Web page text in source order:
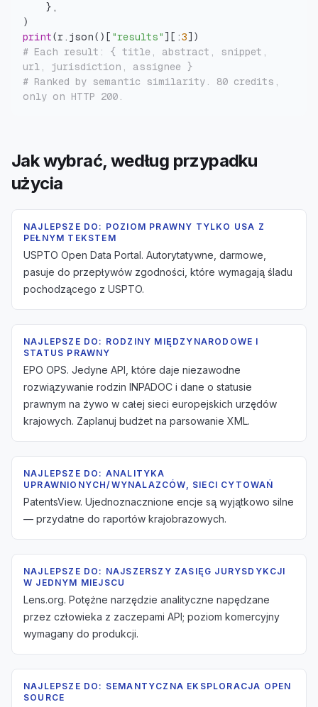
} ,
)
print(r . json( ) [ "results" ] [ :3] )
# Each result: { title, abstract, snippet,
url, jurisdiction, assignee }
# Ranked by semantic similarity. 80 credits,
only on HTTP 200.
Jak wybrać, według przypadku
użycia
NAJLEPSZE DO: POZIOM PRAWNY TYLKO USA Z
PEŁNYM TEKSTEM
USPTO Open Data Portal. Autorytatywne, darmowe,
pasuje do przepływów zgodności, które wymagają śladu
pochodzącego z USPTO.
NAJLEPSZE DO: RODZINY MIĘDZYNARODOWE I
STATUS PRAWNY
EPO OPS. Jedyne API, które daje niezawodne
rozwiązywanie rodzin INPADOC i dane o statusie
prawnym na żywo w całej sieci europejskich urzędów
krajowych. Zaplanuj budżet na parsowanie XML.
NAJLEPSZE DO: ANALITYKA
UPRAWNIONYCH/WYNALAZCÓW, SIECI CYTOWAŃ
PatentsView. Ujednoznacznione encje są wyjątkowo silne
— przydatne do raportów krajobrazowych.
NAJLEPSZE DO: NAJSZERSZY ZASIĘG JURYSDYKCJI
W JEDNYM MIEJSCU
Lens.org. Potężne narzędzie analityczne napędzane
przez człowieka z zaczepami API; poziom komercyjny
wymagany do produkcji.
NAJLEPSZE DO: SEMANTYCZNA EKSPLORACJA OPEN
SOURCE